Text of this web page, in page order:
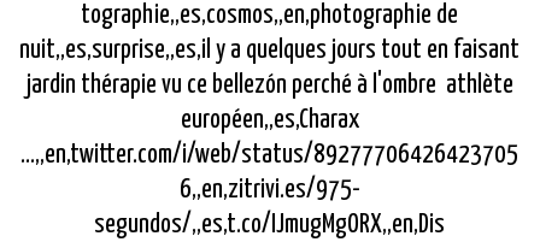
tographie,,es,cosmos,,en,photographie de
nuit,,es,surprise,,es,il y a quelques jours tout en faisant
jardin thérapie vu ce bellezón perché à l'ombre athlète
européen,,es,Charax
...,,en,twitter.com/i/web/status/89277706426423705
6,,en,zitrivi.es/975-
segundos/,,es,t.co/IJmugMgORX,,en,Dis